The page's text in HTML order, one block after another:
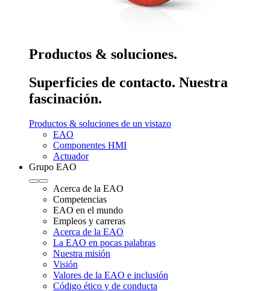
Productos & soluciones.
Superficies de contacto. Nuestra
fascinación.
Productos & soluciones de un vistazo
EAO
Componentes HMI
Actuador
Grupo EAO
Acerca de la EAO
Competencias
EAO en el mundo
Empleos y carreras
Acerca de la EAO
La EAO en pocas palabras
Nuestra misión
Visión
Valores de la EAO e inclusión
Código ético y de conducta